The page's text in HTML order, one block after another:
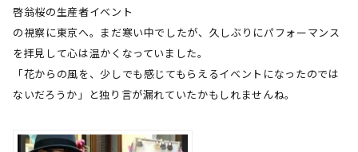
啓翁桜の生産者イベント
の視察に東京へ。まだ寒い中でしたが、久しぶりにパフォーマンス
を拝見して心は温かくなっていました。
「花からの風を、少しでも感じてもらえるイベントになったのでは
ないだろうか」と独り言が漏れていたかもしれませんね。